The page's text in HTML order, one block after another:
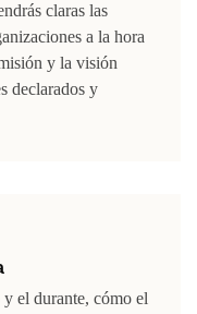
claras las
a la hora
y la visión
declarados y
el durante, cómo el